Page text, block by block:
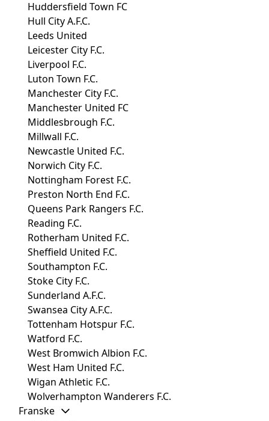
Huddersfield Town FC
Hull City A.F.C.
Leeds United
Leicester City F.C.
Liverpool F.C.
Luton Town F.C.
Manchester City F.C.
Manchester United FC
Middlesbrough F.C.
Millwall F.C.
Newcastle United F.C.
Norwich City F.C.
Nottingham Forest F.C.
Preston North End F.C.
Queens Park Rangers F.C.
Reading F.C.
Rotherham United F.C.
Sheffield United F.C.
Southampton F.C.
Stoke City F.C.
Sunderland A.F.C.
Swansea City A.F.C.
Tottenham Hotspur F.C.
Watford F.C.
West Bromwich Albion F.C.
West Ham United F.C.
Wigan Athletic F.C.
Wolverhampton Wanderers F.C.
Franske